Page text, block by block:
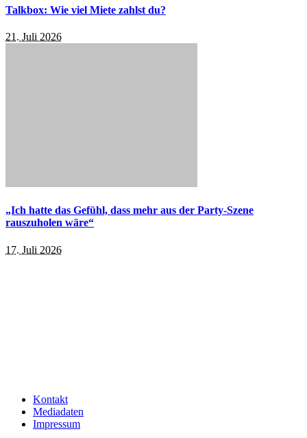
Talkbox: Wie viel Miete zahlst du?
21. Juli 2026
„Ich hatte das Gefühl, dass mehr aus der Party-Szene
rauszuholen wäre“
17. Juli 2026
Kontakt
Mediadaten
Impressum